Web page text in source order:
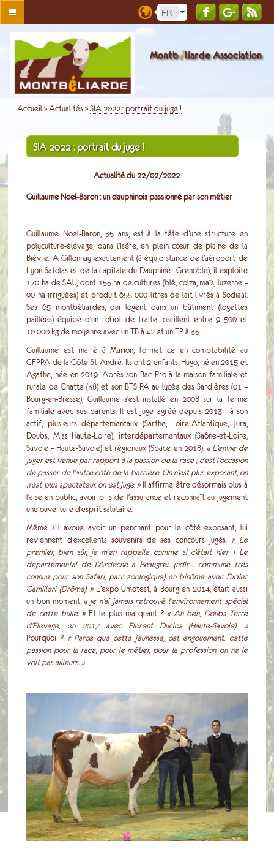
Montbéliarde Association
Accueil »Actualités »SIA 2022 : portrait du juge !
SIA 2022 : portrait du juge !
Actualité du 22/02/2022
Guillaume Noel-Baron : un dauphinois passionné par son métier
Guillaume Noel-Baron, 35 ans, est à la tête d’une structure en
polyculture-élevage, dans l’Isère, en plein cœur de plaine de la
Bièvre. A Gillonnay exactement (à équidistance de l’aéroport de
Lyon-Satolas et de la capitale du Dauphiné : Grenoble), il exploite
170 ha de SAU, dont 155 ha de cultures (blé, colza, maïs, luzerne –
90 ha irriguées) et produit 655 000 litres de lait livrés à Sodiaal.
Ses 65 montbéliardes, qui logent dans un bâtiment (logettes
paillées) équipé d’un robot de traite, oscillent entre 9 500 et
10 000 kg de moyenne avec un TB à 42 et un TP à 35.
Guillaume est marié à Marion, formatrice en comptabilité au
CFPPA de la Côte-St-André. Ils ont 2 enfants, Hugo, né en 2015 et
Agathe, née en 2019. Après son Bac Pro à la maison familiale et
rurale de Chatte (38) et son BTS PA au lycée des Sardières (01 –
Bourg-en-Bresse), Guillaume s’est installé en 2008 sur la ferme
familiale avec ses parents. Il est juge agréé depuis 2013 ; à son
actif, plusieurs départementaux (Sarthe, Loire-Atlantique, Jura,
Doubs, Miss Haute-Loire), interdépartementaux (Saône-et-Loire,
Savoie – Haute-Savoie) et régionaux (Space en 2018). « L’envie de
juger est venue par rapport à la passion de la race ; c’est l’occasion
de passer de l’autre côté de la barrière. On n’est plus exposant, on
n’est plus spectateur, on est juge. »Il affirme être désormais plus à
l’aise en public, avoir pris de l’assurance et reconnaît au jugement
une ouverture d’esprit salutaire.
Même s’il avoue avoir un penchant pour le côté exposant, lui
reviennent d’excellents souvenirs de ses concours jugés. « Le
premier, bien sûr, je m’en rappelle comme si c’était hier ! Le
départemental de l’Ardèche à Peaugres (ndlr : commune très
connue pour son Safari, parc zoologique) en binôme avec Didier
Camilleri (Drôme). » L’expo Umotest, à Bourg en 2014, était aussi
un bon moment, « je n’ai jamais retrouvé l’environnement spécial
de cette bulle. » Et le plus marquant ? « Ah ben, Doubs Terre
d’Elevage, en 2017 avec Florent Duclos (Haute-Savoie). »
Pourquoi ? « Parce que cette jeunesse, cet engouement, cette
passion pour la race, pour le métier, pour la profession, on ne le
voit pas ailleurs. »